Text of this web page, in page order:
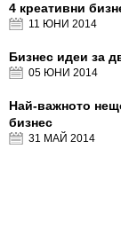
4 креативни
11 ЮНИ 2014
Бизнес идеи за
05 ЮНИ 2014
Най-важното
бизнес
31 МАЙ 2014